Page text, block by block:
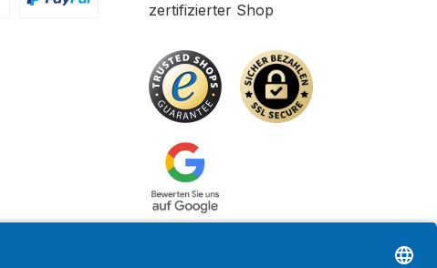
zertifizierter Shop